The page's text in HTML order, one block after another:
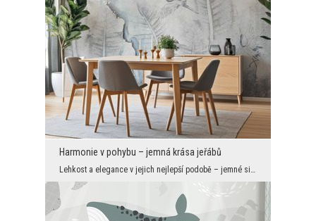
Harmonie v pohybu – jemná krása jeřábů
Lehkost a elegance v jejich nejlepší podobě – jemné siluety jeřábů se vznášejí ve vzduchu a vytvá...